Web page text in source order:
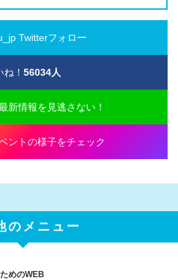
Twitterフォロー
ね！ 56034人
新情報を見逃さない！
ントの様子をチェック
のメニュー
めのWEB